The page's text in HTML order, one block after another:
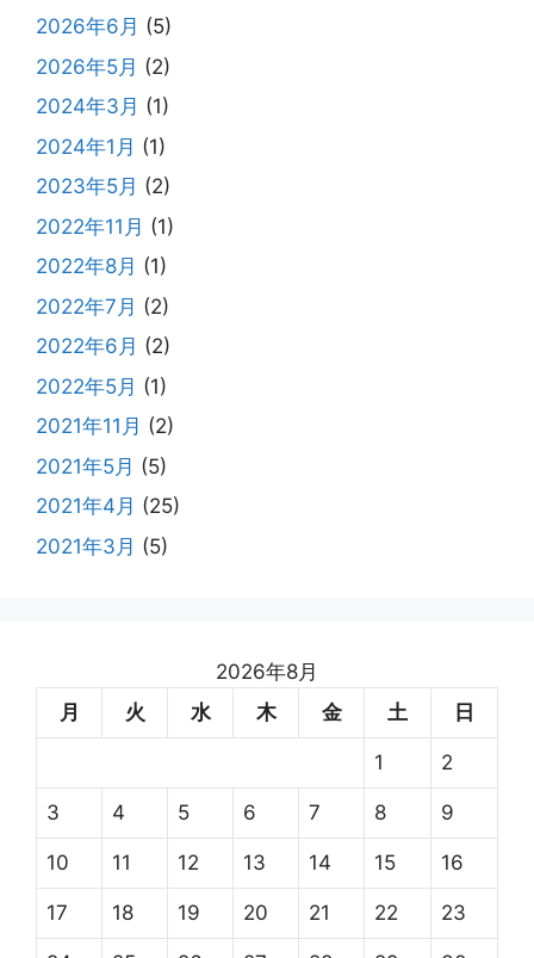
2026年6月 (5)
2026年5月 (2)
2024年3月 (1)
2024年1月 (1)
2023年5月 (2)
2022年11月 (1)
2022年8月 (1)
2022年7月 (2)
2022年6月 (2)
2022年5月 (1)
2021年11月 (2)
2021年5月 (5)
2021年4月 (25)
2021年3月 (5)
2026年8月
月
火 水 木 金 土 日
1 2
3 4 5 6 7 8 9
10 11 12 13 14 15 16
17 18 19 20 21 22 23